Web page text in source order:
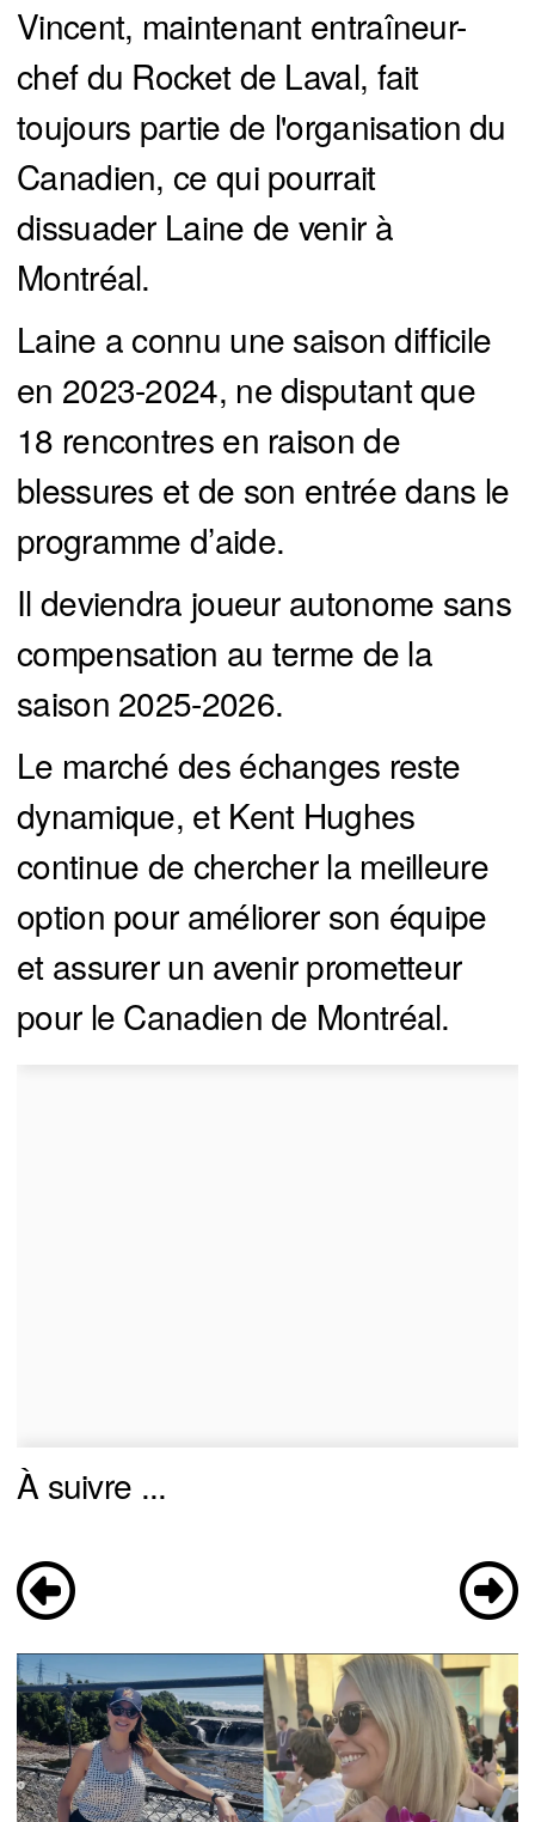
Vincent, maintenant entraîneur-
chef du Rocket de Laval, fait
toujours partie de l'organisation du
Canadien, ce qui pourrait
dissuader Laine de venir à
Montréal.
Laine a connu une saison difficile
en 2023-2024, ne disputant que
18 rencontres en raison de
blessures et de son entrée dans le
programme d’aide.
Il deviendra joueur autonome sans
compensation au terme de la
saison 2025-2026.
Le marché des échanges reste
dynamique, et Kent Hughes
continue de chercher la meilleure
option pour améliorer son équipe
et assurer un avenir prometteur
pour le Canadien de Montréal.
À suivre ...